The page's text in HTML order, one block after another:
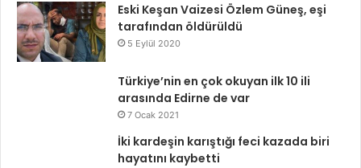
Eski Keşan Vaizesi Özlem Güneş, eşi
tarafından öldürüldü
5 Eylül 2020
Türkiye’nin en çok okuyan ilk 10 ili
arasında Edirne de var
7 Ocak 2021
İki kardeşin karıştığı feci kazada biri
hayatını kaybetti